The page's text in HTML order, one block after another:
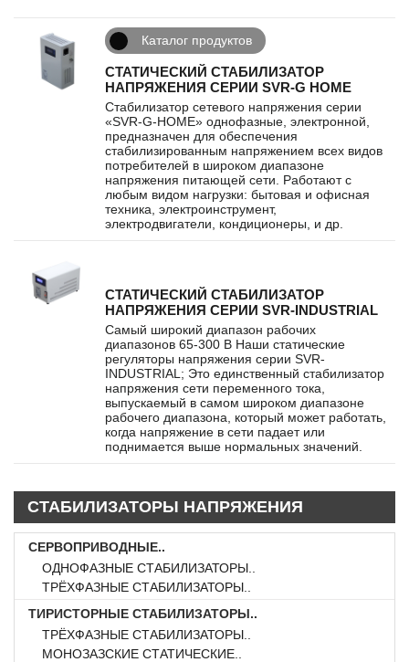
СТАТИЧЕСКИЙ СТАБИЛИЗАТОР
НАПРЯЖЕНИЯ СЕРИИ SVR-G HOME
Стабилизатор сетевого напряжения серии
«SVR-G-HOME» однофазные, электронной,
предназначен для обеспечения
стабилизированным напряжением всех видов
потребителей в широком диапазоне
напряжения питающей сети. Работают с
любым видом нагрузки: бытовая и офисная
техника, электроинструмент,
электродвигатели, кондиционеры, и др.
Каталог продуктов
СТАТИЧЕСКИЙ СТАБИЛИЗАТОР
НАПРЯЖЕНИЯ СЕРИИ SVR-INDUSTRIAL
Самый широкий диапазон рабочих
диапазонов 65-300 В Наши статические
регуляторы напряжения серии SVR-
INDUSTRIAL; Это единственный стабилизатор
напряжения сети переменного тока,
выпускаемый в самом широком диапазоне
рабочего диапазона, который может работать,
когда напряжение в сети падает или
поднимается выше нормальных значений.
СТАБИЛИЗАТОРЫ НАПРЯЖЕНИЯ
СЕРВОПРИВОДНЫЕ..
ОДНОФАЗНЫЕ СТАБИЛИЗАТОРЫ..
ТРЁХФАЗНЫЕ СТАБИЛИЗАТОРЫ..
ТИРИСТОРНЫЕ СТАБИЛИЗАТОРЫ..
ТРЁХФАЗНЫЕ СТАБИЛИЗАТОРЫ..
МОНОЗАЗСКИЕ СТАТИЧЕСКИЕ..